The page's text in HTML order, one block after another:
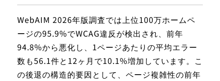
WebAIM 2026年版調査では上位100万ホームペ
ージの95.9%でWCAG違反が検出され、前年
94.8%から悪化し、1ページあたりの平均エラー
数も56.1件と12ヶ月で10.1%増加しています。こ
の後退の構造的要因として、ページ複雑性の前年